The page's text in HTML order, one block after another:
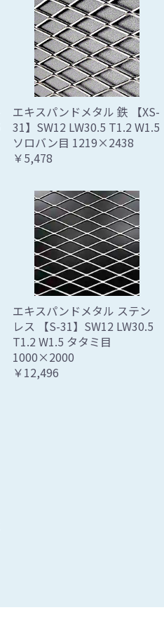
エキスパンドメタル 鉄 【XS-
31】SW12 LW30.5 T1.2 W1.5
ソロバン目 1219×2438
￥5,478
エキスパンドメタル ステン
レス 【S-31】SW12 LW30.5
T1.2 W1.5 タタミ目
1000×2000
￥12,496